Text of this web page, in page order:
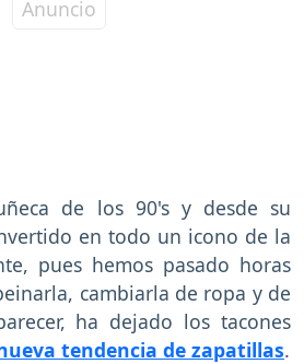
de los 90's y desde su
en todo un icono de la
pues hemos pasado horas
cambiarla de ropa y de
ha dejado los tacones
tendencia de zapatillas.